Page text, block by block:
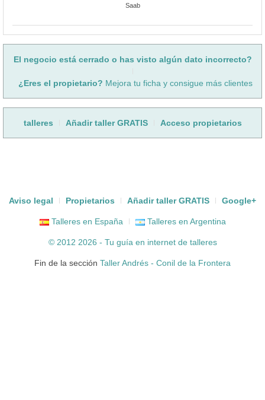
Saab
El negocio está cerrado o has visto algún dato incorrecto?
¿Eres el propietario? Mejora tu ficha y consigue más clientes
talleres Añadir taller GRATIS Acceso propietarios
Aviso legal Propietarios Añadir taller GRATIS Google+
Talleres en España Talleres en Argentina
© 2012 2026 - Tu guía en internet de talleres
Fin de la sección Taller Andrés - Conil de la Frontera